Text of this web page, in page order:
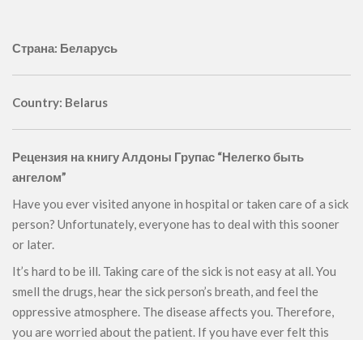
Страна: Беларусь
Country: Belarus
Рецензия на книгу Алдоны Групас “Нелегко быть
ангелом”
Have you ever visited anyone in hospital or taken care of a sick
person? Unfortunately, everyone has to deal with this sooner
or later.
It’s hard to be ill. Taking care of the sick is not easy at all. You
smell the drugs, hear the sick person’s breath, and feel the
oppressive atmosphere. The disease affects you. Therefore,
you are worried about the patient. If you have ever felt this